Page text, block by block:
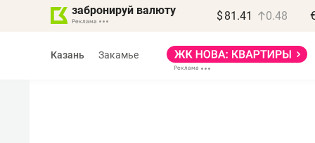
забронируй валюту $ 81.41 0.48
Казань Закамье